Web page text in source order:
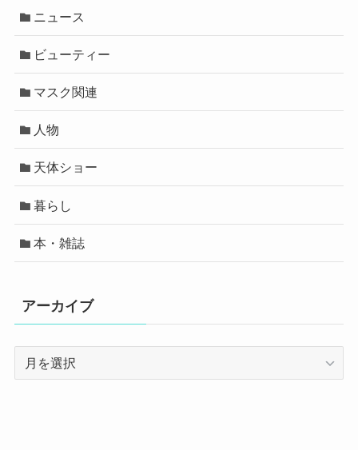
ニュース
ビューティー
マスク関連
人物
天体ショー
暮らし
本・雑誌
アーカイブ